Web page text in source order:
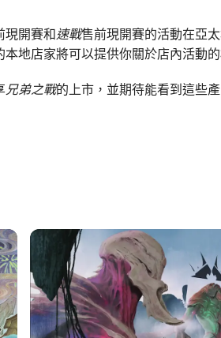
現開賽和速戰售前現開賽的活動在亞
地店家將可以提供你關於店內活動
兄弟之戰的上市，並期待能看到這些